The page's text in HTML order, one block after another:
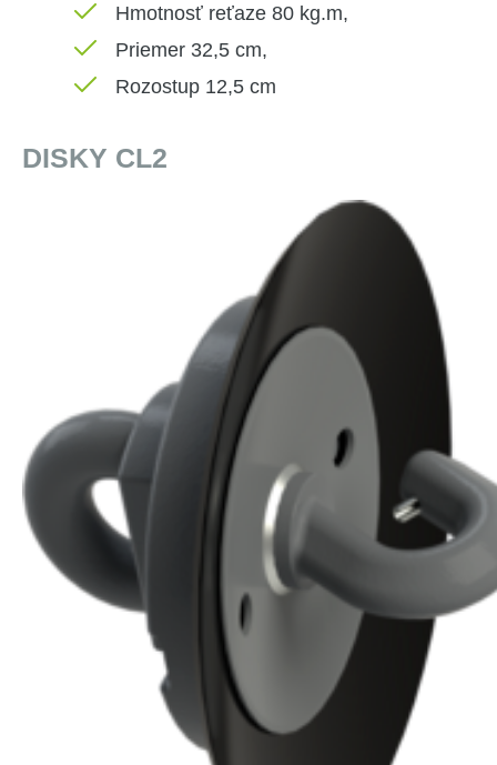
Hmotnosť reťaze 80 kg.m,
Priemer 32,5 cm,
Rozostup 12,5 cm
DISKY CL2